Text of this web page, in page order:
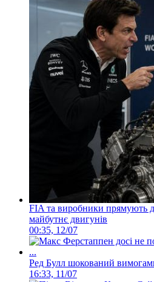
FIA та виробники прямують
майбутнє двигунів
00:35, 12/07
Ред Булл шокований
16:33, 11/07